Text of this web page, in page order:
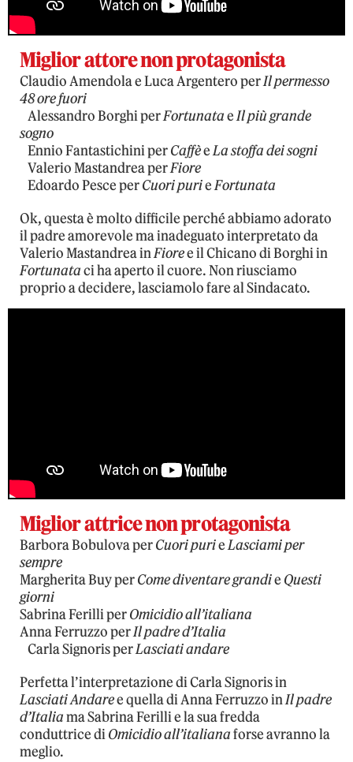
Miglior attore non protagonista
Claudio Amendola e Luca Argentero perIl permesso
48 ore fuori
Alessandro Borghi perFortunataeIl più grande
sogno
Ennio Fantastichini perCaffèeLa stoffa dei sogni
Valerio Mastandrea perFiore
Edoardo Pesce perCuori purieFortunata
Ok, questa è molto difficile perché abbiamo adorato
il padre amorevole ma inadeguato interpretato da
Valerio Mastandrea inFioree il Chicano di Borghi in
Fortunataci ha aperto il cuore. Non riusciamo
proprio a decidere, lasciamolo fare al Sindacato.
Miglior attrice non protagonista
Barbora Bobulova perCuori purieLasciami per
sempre
Margherita Buy perCome diventare grandie Questi
giorni
Sabrina Ferilli perOmicidio all’italiana
Anna Ferruzzo perIl padre d’Italia
Carla Signoris perLasciati andare
Perfetta l’interpretazione di Carla Signoris in
Lasciati Andaree quella di Anna Ferruzzo inIl padre
d’Italiama Sabrina Ferilli e la sua fredda
conduttrice diOmicidio all’italianaforse avranno la
meglio.